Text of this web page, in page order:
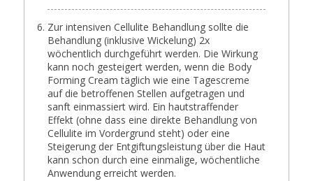
Zur intensiven Cellulite Behandlung sollte die
Behandlung (inklusive Wickelung) 2x
wöchentlich durchgeführt werden. Die Wirkung
kann noch gesteigert werden, wenn die Body
Forming Cream täglich wie eine Tagescreme
auf die betroffenen Stellen aufgetragen und
sanft einmassiert wird. Ein hautstraffender
Effekt (ohne dass eine direkte Behandlung von
Cellulite im Vordergrund steht) oder eine
Steigerung der Entgiftungsleistung über die Haut
kann schon durch eine einmalige, wöchentliche
Anwendung erreicht werden.